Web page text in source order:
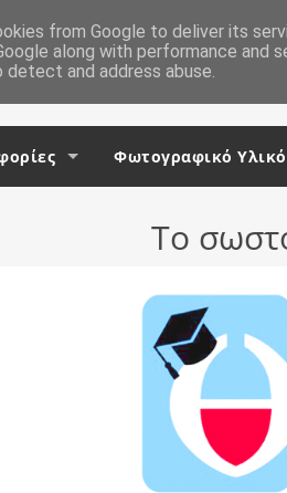
Φωτογραφικό Υλικό
Το
from Google to deliver its
along with performance
and address abuse.